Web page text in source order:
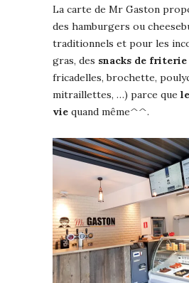
La carte de Mr Gaston
des hamburgers ou
traditionnels et pour les
gras, des snacks de friterie
fricadelles, brochette,
mitraillettes, …) parce que
vie quand même^^.